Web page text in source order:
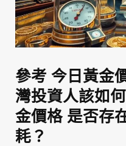
參考 今日黃金
灣投資人該如
金價格 是否存
耗？